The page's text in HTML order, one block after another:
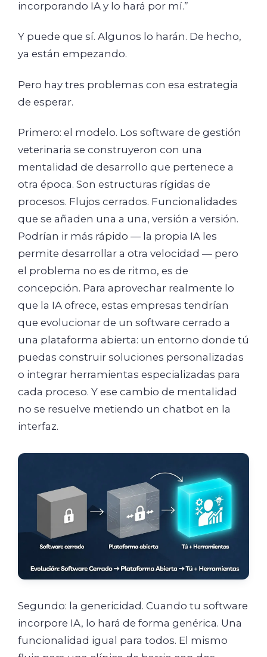
incorporando IA y lo hará por mí.”
Y puede que sí. Algunos lo harán. De hecho,
ya están empezando.
Pero hay tres problemas con esa estrategia
de esperar.
Primero: el modelo. Los software de gestión
veterinaria se construyeron con una
mentalidad de desarrollo que pertenece a
otra época. Son estructuras rígidas de
procesos. Flujos cerrados. Funcionalidades
que se añaden una a una, versión a versión.
Podrían ir más rápido — la propia IA les
permite desarrollar a otra velocidad — pero
el problema no es de ritmo, es de
concepción. Para aprovechar realmente lo
que la IA ofrece, estas empresas tendrían
que evolucionar de un software cerrado a
una plataforma abierta: un entorno donde tú
puedas construir soluciones personalizadas
o integrar herramientas especializadas para
cada proceso. Y ese cambio de mentalidad
no se resuelve metiendo un chatbot en la
interfaz.
Segundo: la genericidad. Cuando tu software
incorpore IA, lo hará de forma genérica. Una
funcionalidad igual para todos. El mismo